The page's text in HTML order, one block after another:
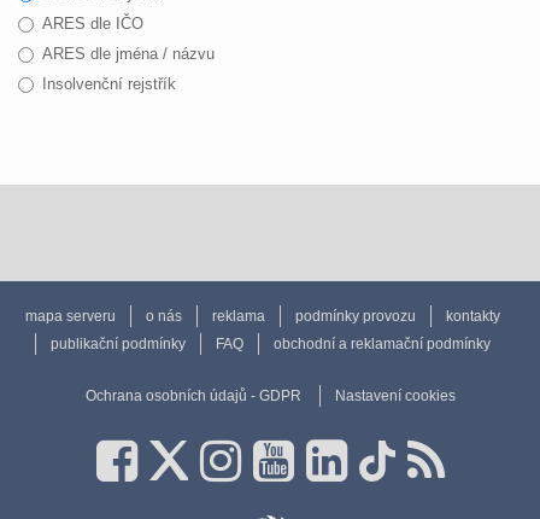
ARES dle IČO
ARES dle jména / názvu
Insolvenční rejstřík
mapa serveru o nás reklama podmínky provozu
kontakty
publikační podmínky
FAQ obchodní a reklamační podmínky
Ochrana osobních údajů - GDPR Nastavení cookies